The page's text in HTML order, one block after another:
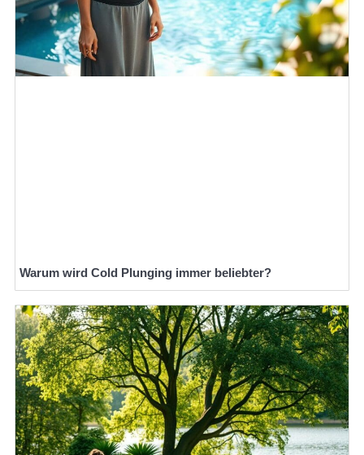
Warum wird Cold Plunging immer beliebter?